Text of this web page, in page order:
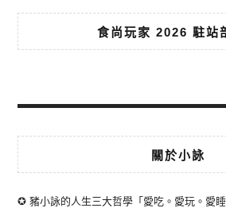
食尚玩家 2026 駐站
關於小詠
✪ 豬小詠的人生三大哲學「愛吃。愛玩。愛睡